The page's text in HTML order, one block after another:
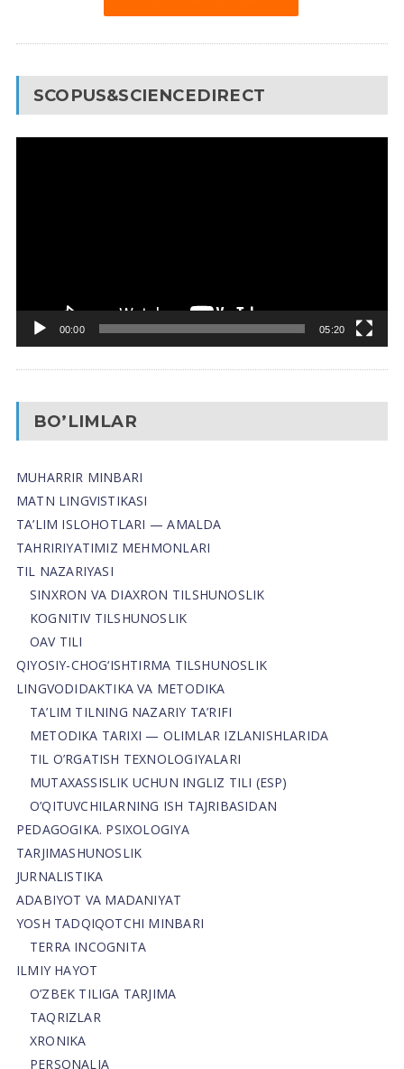
SCOPUS&SCIENCEDIRECT
00:00 05:20
BO’LIMLAR
MUHARRIR MINBARI
MATN LINGVISTIKASI
TA’LIM ISLOHOTLARI — AMALDA
TAHRIRIYATIMIZ MEHMONLARI
TIL NAZARIYASI
SINXRON VA DIAXRON TILSHUNOSLIK
KOGNITIV TILSHUNOSLIK
OAV TILI
QIYOSIY-CHOG‘ISHTIRMA TILSHUNOSLIK
LINGVODIDAKTIKA VA METODIKA
TA’LIM TILNING NAZARIY TA’RIFI
METODIKA TARIXI — OLIMLAR IZLANISHLARIDA
TIL O’RGATISH TEXNOLOGIYALARI
MUTAXASSISLIK UCHUN INGLIZ TILI (ESP)
O’QITUVCHILARNING ISH TAJRIBASIDAN
PEDAGOGIKA. PSIXOLOGIYA
TARJIMASHUNOSLIK
JURNALISTIKA
ADABIYOT VA MADANIYAT
YOSH TADQIQOTCHI MINBARI
TERRA INCOGNITA
ILMIY HAYOT
O’ZBEK TILIGA TARJIMA
TAQRIZLAR
XRONIKA
PERSONALIA